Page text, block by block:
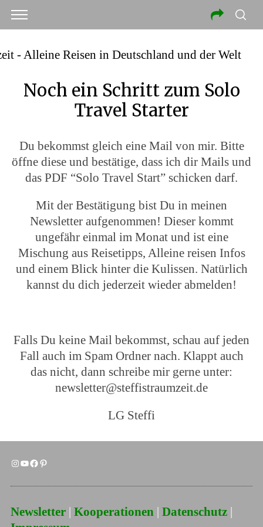
Noch ein Schritt zum Solo
Travel Starter
Du bekommst gleich eine Mail von mir. Bitte
öffne diese und bestätige, dass ich dir Mails und
das PDF “Solo Travel Start” schicken darf.
Mit der Bestätigung bist Du in meinen
Newsletter aufgenommen! Dieser kommt
ungefähr einmal im Monat und ist eine
Mischung aus Reisetipps, Alleine reisen Infos
und einem Blick hinter die Kulissen. Natürlich
kannst du dich jederzeit wieder abmelden!
Falls Du keine Mail bekommst, schau auf jeden
Fall auch im Spam Ordner nach. Klappt auch
das nicht, dann schreibe mir gerne unter:
newsletter@steffistraumzeit.de
LG Steffi
Newsletter| Kooperationen| Datenschutz|